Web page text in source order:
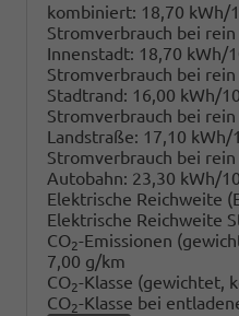
kombiniert: 18,70 kWh/
Stromverbrauch bei
Innenstadt: 18,70 kWh/
Stromverbrauch bei
Stadtrand: 16,00 kWh/
Stromverbrauch bei
Landstraße: 17,10 kWh/
Stromverbrauch bei
Autobahn: 23,30 kWh/
Elektrische Reichweite
Elektrische Reichweite
CO2-Emissionen
7,00 g/km
CO2-Klasse (gewichtet,
CO2-Klasse bei